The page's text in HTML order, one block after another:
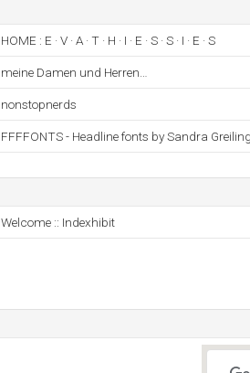
HOME : E · V · A · T · H · I · E · S · S · I · E · S
meine Damen und Herren…
nonstopnerds
FFFFONTS - Headline fonts by Sandra Greiling
Welcome :: Indexhibit